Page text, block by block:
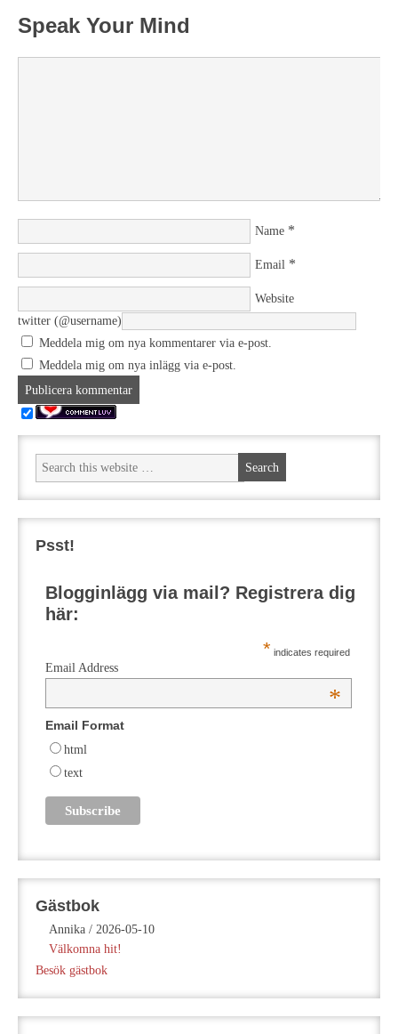
Speak Your Mind
Name *
Email *
Website
twitter (@username)
Meddela mig om nya kommentarer via e-post.
Meddela mig om nya inlägg via e-post.
Psst!
Blogginlägg via mail? Registrera dig
här:
* indicates required
Email Address
*
Email Format
html
text
Gästbok
Annika / 2026-05-10
Välkomna hit!
Besök gästbok